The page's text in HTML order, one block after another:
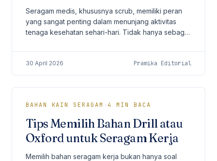
Seragam medis, khususnya scrub, memiliki peran
yang sangat penting dalam menunjang aktivitas
tenaga kesehatan sehari-hari. Tidak hanya sebagai
memberikan...
30 April 2026 Pramika Editorial
BAHAN KAIN SERAGAM ·4 MIN BACA
Tips Memilih Bahan Drill atau
Oxford untuk Seragam Kerja
Memilih bahan seragam kerja bukan hanya soal